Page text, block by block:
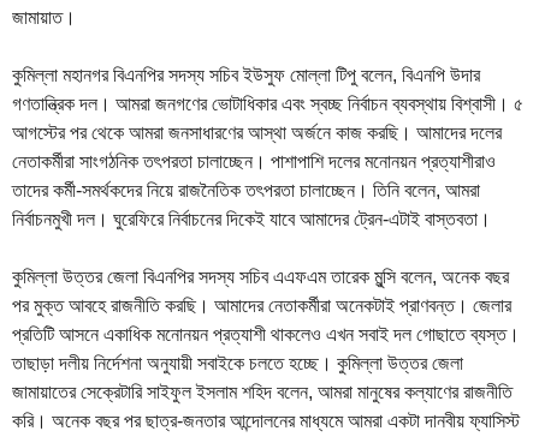
জামায়াত।
কুমিল্লা মহানগর বিএনপির সদস্য সচিব ইউসুফ মোল্লা টিপু বলেন, বিএনপি উদার
গণতান্ত্রিক দল। আমরা জনগণের ভোটাধিকার এবং স্বচ্ছ নির্বাচন ব্যবস্থায় বিশ্বাসী। ৫
আগস্টের পর থেকে আমরা জনসাধারণের আস্থা অর্জনে কাজ করছি। আমাদের দলের
নেতাকর্মীরা সাংগঠনিক তৎপরতা চালাচ্ছেন। পাশাপাশি দলের মনোনয়ন প্রত্যাশীরাও
তাদের কর্মী-সমর্থকদের নিয়ে রাজনৈতিক তৎপরতা চালাচ্ছেন। তিনি বলেন, আমরা
নির্বাচনমুখী দল। ঘুরেফিরে নির্বাচনের দিকেই যাবে আমাদের ট্রেন-এটাই বাস্তবতা।
কুমিল্লা উত্তর জেলা বিএনপির সদস্য সচিব এএফএম তারেক মুন্সি বলেন, অনেক বছর
পর মুক্ত আবহে রাজনীতি করছি। আমাদের নেতাকর্মীরা অনেকটাই প্রাণবন্ত। জেলার
প্রতিটি আসনে একাধিক মনোনয়ন প্রত্যাশী থাকলেও এখন সবাই দল গোছাতে ব্যস্ত।
তাছাড়া দলীয় নির্দেশনা অনুযায়ী সবাইকে চলতে হচ্ছে। কুমিল্লা উত্তর জেলা
জামায়াতের সেক্রেটারি সাইফুল ইসলাম শহিদ বলেন, আমরা মানুষের কল্যাণের রাজনীতি
করি। অনেক বছর পর ছাত্র-জনতার আন্দোলনের মাধ্যমে আমরা একটা দানবীয় ফ্যাসিস্ট